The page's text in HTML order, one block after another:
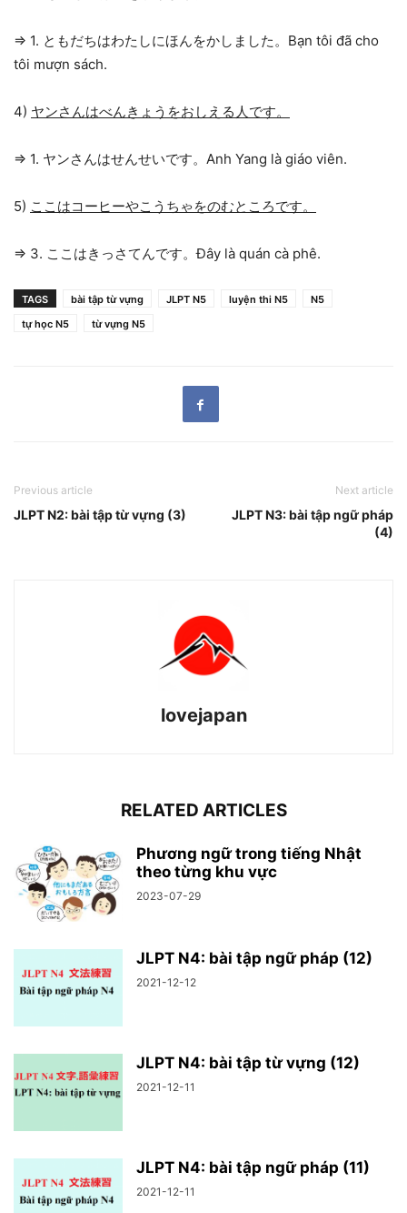
=> 1. ともだちはわたしにほんをかしました。Bạn tôi đã cho
tôi mượn sách.
4) ヤンさんはべんきょうをおしえる人です。
=> 1. ヤンさんはせんせいです。Anh Yang là giáo viên.
5) ここはコーヒーやこうちゃをのむところです。
=> 3. ここはきっさてんです。Đây là quán cà phê.
TAGS bài tập từ vựng JLPT N5 luyện thi N5
N5
tự học N5
từ vựng N5
Previous article
JLPT N2: bài tập từ vựng (3)
Next article
JLPT N3: bài tập ngữ pháp
(4)
lovejapan
RELATED ARTICLES
Phương ngữ trong tiếng Nhật
theo từng khu vực
2023-07-29
JLPT N4: bài tập ngữ pháp (12)
2021-12-12
JLPT N4: bài tập từ vựng (12)
2021-12-11
JLPT N4: bài tập ngữ pháp (11)
2021-12-11